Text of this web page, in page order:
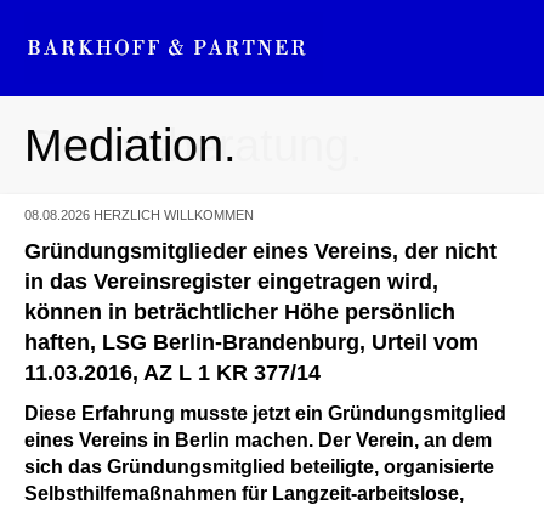
Mediation.
Rechtsberatung.
08.08.2026 HERZLICH WILLKOMMEN
Gründungsmitglieder eines Vereins, der nicht
in das Vereinsregister eingetragen wird,
können in beträchtlicher Höhe persönlich
haften, LSG Berlin-Brandenburg, Urteil vom
11.03.2016, AZ L 1 KR 377/14
Diese Erfahrung musste jetzt ein Gründungsmitglied
eines Vereins in Berlin machen. Der Verein, an dem
sich das Gründungsmitglied beteiligte, organisierte
Selbsthilfemaßnahmen für Langzeit-arbeitslose,